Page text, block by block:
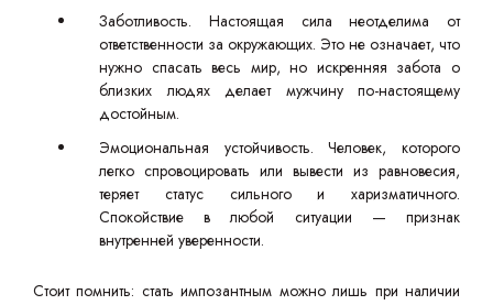
Заботливость. Настоящая сила неотделима от
ответственности за окружающих. Это не означает, что
нужно спасать весь мир, но искренняя забота о
близких людях делает мужчину по-настоящему
достойным.
Эмоциональная устойчивость. Человек, которого
легко спровоцировать или вывести из равновесия,
теряет статус сильного и харизматичного.
Спокойствие в любой ситуации — признак
внутренней уверенности.
Стоит помнить: стать импозантным можно лишь при наличии